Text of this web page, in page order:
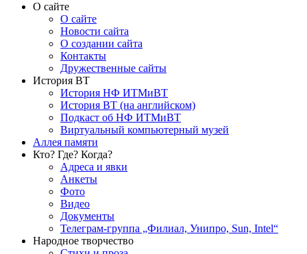
О сайте
О сайте
Новости сайта
О создании сайта
Контакты
Дружественные сайты
История ВТ
История НФ ИТМиВТ
История ВТ (на английском)
Подкаст об НФ ИТМиВТ
Виртуальный компьютерный музей
Аллея памяти
Кто? Где? Когда?
Адреса и явки
Анкеты
Фото
Видео
Документы
Телеграм-группа „Филиал, Унипро, Sun, Intel“
Народное творчество